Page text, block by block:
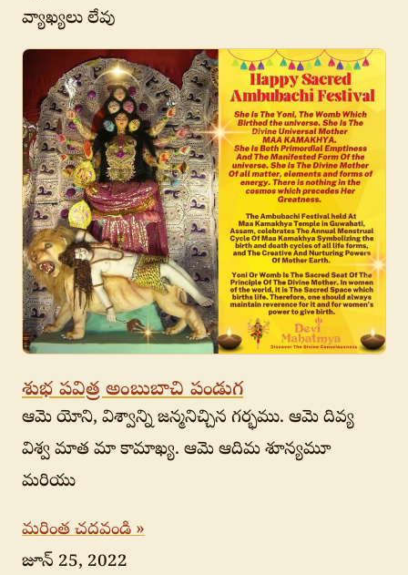
వ్యాఖ్యలు లేవు
శుభ పవిత్ర అంబుబాచి పండుగ
ఆమె యోని, విశ్వాన్ని జన్మనిచ్చిన గర్భము. ఆమె దివ్య
విశ్వ మాత మా కామాఖ్య. ఆమె ఆదిమ శూన్యమూ
మరియు
మరింత చదవండి »
జూన్ 25, 2022